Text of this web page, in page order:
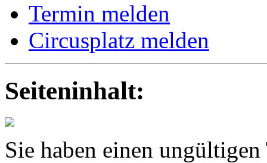
Termin melden
Circusplatz melden
Seiteninhalt:
Sie haben einen